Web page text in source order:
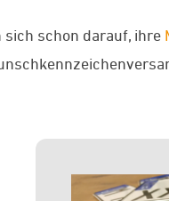
schon darauf, ihre